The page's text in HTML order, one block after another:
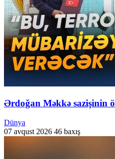
Ərdoğan Məkkə sazişinin
Dünya
07 avqust 2026 46 baxış